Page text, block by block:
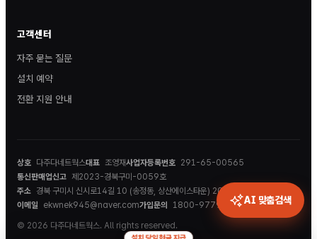
고객센터
자주 묻는 질문
설치 예약
전환 지원 안내
상호 다주다네트웍스대표 조영재사업자등록번호 291-65-00565
통신판매업신고 제2023-경북구미-0059호
주소 경북 구미시 신시로14길 10 (송정동, 상산에이스타운) 202호
이메일
ekwnek945@naver.com가입문의 1800-9779
© 2026 다주다네트웍스. All rights reserved.
AI 맞춤검색